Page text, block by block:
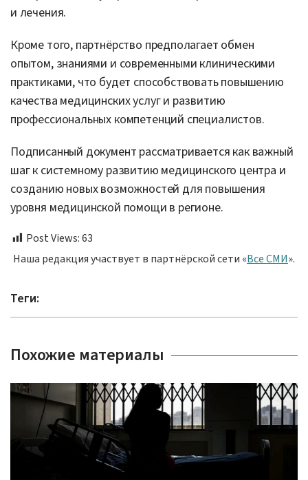
и лечения.
Кроме того, партнёрство предполагает обмен
опытом, знаниями и современными клиническими
практиками, что будет способствовать повышению
качества медицинских услуг и развитию
профессиональных компетенций специалистов.
Подписанный документ рассматривается как важный
шаг к системному развитию медицинского центра и
созданию новых возможностей для повышения
уровня медицинской помощи в регионе.
Post Views:63
Наша редакция участвует в партнёрской сети «Все СМИ».
Теги:
Похожие материалы